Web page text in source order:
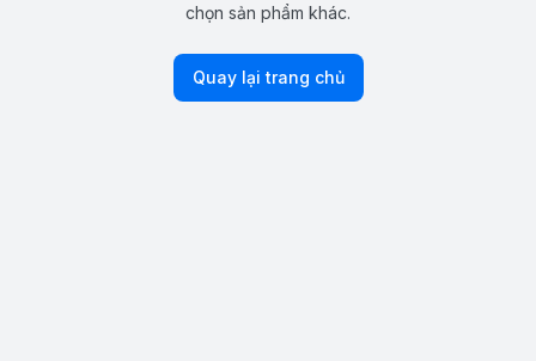
chọn sản phẩm khác.
Quay lại trang chủ